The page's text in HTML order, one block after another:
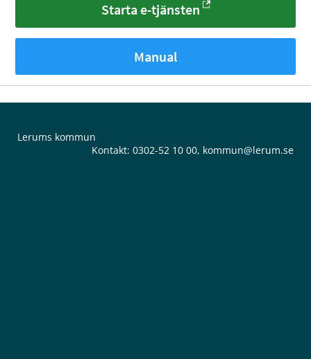
Starta e-tjänsten
Manual
Lerums kommun
Kontakt: 0302-52 10 00, kommun@lerum.se